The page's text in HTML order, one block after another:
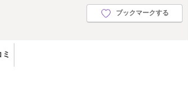
ブックマークする
ミ